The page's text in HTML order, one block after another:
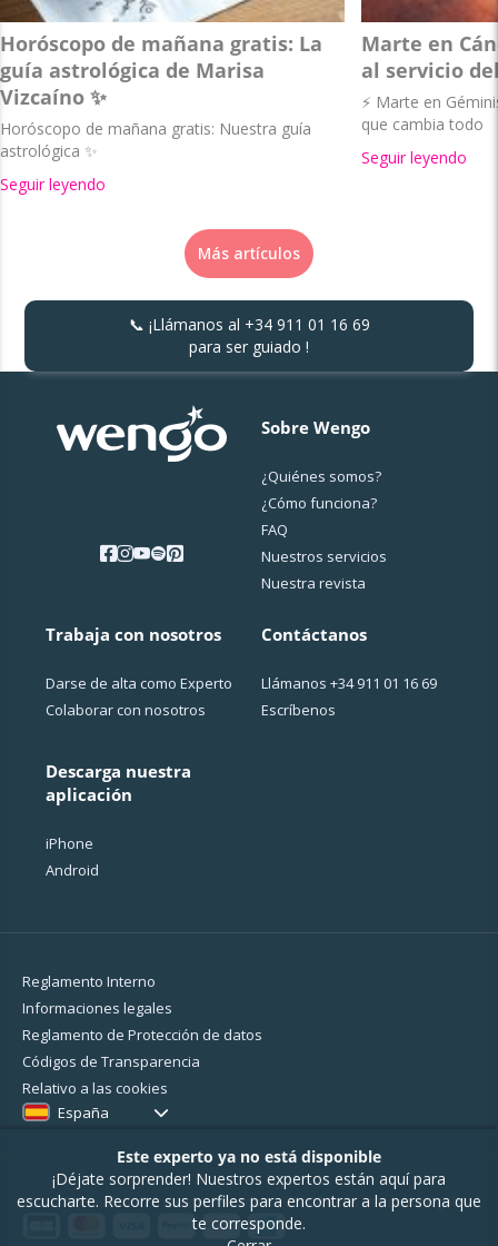
Horóscopo de mañana gratis: La
guía astrológica de Marisa
Vizcaíno ✨
Horóscopo de mañana gratis: Nuestra guía
astrológica ✨
Seguir leyendo
Marte en
al servicio
⚡ Marte en
que cambia todo
Seguir leyendo
Más artículos
📞 ¡Llámanos al +34 911 01 16 69
para ser guiado !
Sobre Wengo
¿Quiénes somos?
¿Cо́mo funciona?
FAQ
Nuestros servicios
Nuestra revista
Trabaja con nosotros
Darse de alta como Experto
Colaborar con nosotros
Descarga nuestra
aplicación
iPhone
Android
Contáctanos
Llámanos +34 911 01 16 69
Escríbenos
Reglamento Interno
Informaciones legales
Reglamento de Protección de datos
Códigos de Transparencia
Relativo a las cookies
España
2026 - MyBestPro - 75 rue d'Amsterdam - 75008 Paris - Mención legal
Este experto ya no está disponible
¡Déjate sorprender! Nuestros expertos están aquí para
escucharte. Recorre sus perfiles para encontrar a la persona que
te corresponde.